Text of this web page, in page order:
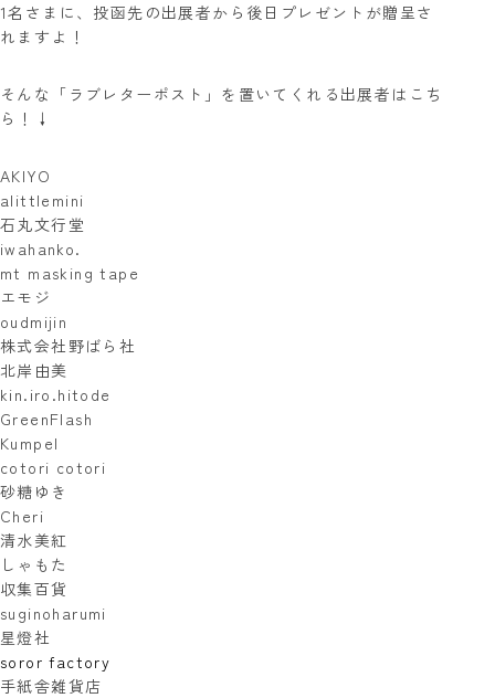
1名さまに、投函先の出展者から後日プレゼントが贈呈さ
れますよ！
そんな「ラブレターポスト」を置いてくれる出展者はこち
ら！↓
AKIYO
alittlemini
石丸文行堂
iwahanko.
mt masking tape
エモジ
oudmijin
株式会社野ばら社
北岸由美
kin.iro.hitode
GreenFlash
Kumpel
cotori cotori
砂糖ゆき
Cheri
清水美紅
しゃもた
収集百貨
suginoharumi
星燈社
soror factory
手紙舎雑貨店